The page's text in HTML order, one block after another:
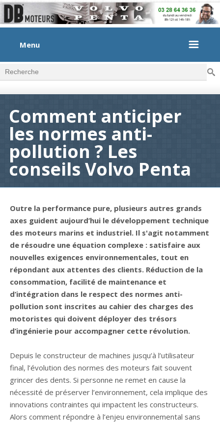
Menu
Formulaire de recherche
Comment anticiper
les normes anti-
pollution ? Les
conseils Volvo Penta
Outre la performance pure, plusieurs autres grands
axes guident aujourd’hui le développement technique
des moteurs marins et industriel. Il s'agit notamment
de résoudre une équation complexe : satisfaire aux
nouvelles exigences environnementales, tout en
répondant aux attentes des clients. Réduction de la
consommation, facilité de maintenance et
d’intégration dans le respect des normes anti-
pollution sont inscrites au cahier des charges des
motoristes qui doivent déployer des trésors
d’ingénierie pour accompagner cette révolution.
Depuis le constructeur de machines jusqu’à l’utilisateur
final, l’évolution des normes des moteurs fait souvent
grincer des dents. Si personne ne remet en cause la
nécessité de préserver l’environnement, cela implique des
innovations contraintes qui impactent les constructeurs.
Alors comment répondre à l’enjeu environnemental sans